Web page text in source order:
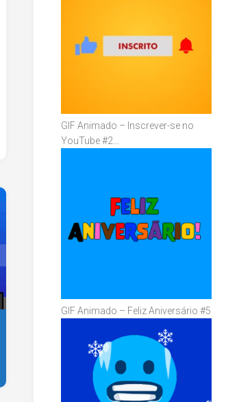
GIF Animado – Inscrever-se no
YouTube #2…
GIF Animado – Feliz Aniversário #5